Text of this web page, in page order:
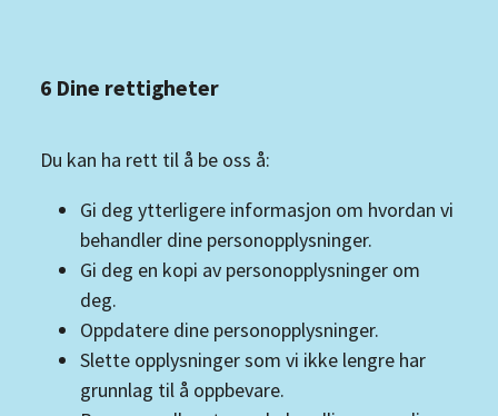
6 Dine rettigheter
Du kan ha rett til å be oss å:
Gi deg ytterligere informasjon om hvordan vi
behandler dine personopplysninger.
Gi deg en kopi av personopplysninger om
deg.
Oppdatere dine personopplysninger.
Slette opplysninger som vi ikke lengre har
grunnlag til å oppbevare.